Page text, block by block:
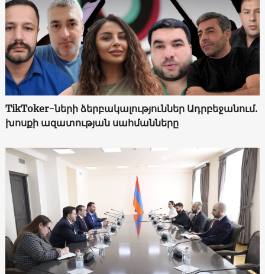
TikToker-ների ձերբակալություններ Ադրբեջանում.
խոսքի ազատության սահմանները